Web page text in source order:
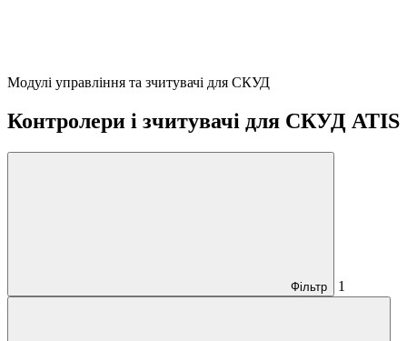
Модулі управління та зчитувачі для СКУД
Контролери і зчитувачі для СКУД ATIS
Фільтр 1